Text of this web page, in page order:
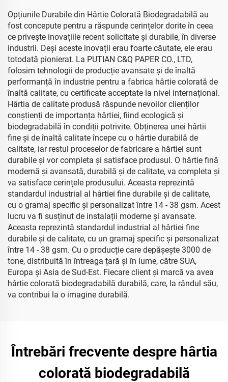
Opțiunile Durabile din Hârtie Colorată Biodegradabilă au
fost concepute pentru a răspunde cerințelor dorite în ceea
ce privește inovațiile recent solicitate și durabile, în diverse
industrii. Deși aceste inovații erau foarte căutate, ele erau
totodată pionierat. La PUTIAN C&Q PAPER CO., LTD,
folosim tehnologii de producție avansate și de înaltă
performanță în industrie pentru a fabrica hârtie colorată de
înaltă calitate, cu certificate acceptate la nivel internațional.
Hârtia de calitate produsă răspunde nevoilor clienților
conștienți de importanța hârtiei, fiind ecologică și
biodegradabilă în condiții potrivite. Obținerea unei hârtii
fine și de înaltă calitate începe cu o hârtie durabilă de
calitate, iar restul proceselor de fabricare a hârtiei sunt
durabile și vor completa și satisface produsul. O hârtie fină
modernă și avansată, durabilă și de calitate, va completa și
va satisface cerințele produsului. Aceasta reprezintă
standardul industrial al hârtiei fine durabile și de calitate,
cu o gramaj specific și personalizat între 14 - 38 gsm. Acest
lucru va fi susținut de instalații moderne și avansate.
Aceasta reprezintă standardul industrial al hârtiei fine
durabile și de calitate, cu un gramaj specific și personalizat
între 14 - 38 gsm. Cu o producție care depășește 3000 de
tone, distribuită în întreaga țară și în lume, către SUA,
Europa și Asia de Sud-Est. Fiecare client și marcă va avea
hârtie colorată biodegradabilă durabilă, care, la rândul său,
va contribui la o imagine durabilă.
Întrebări frecvente despre hârtia
colorată biodegradabilă